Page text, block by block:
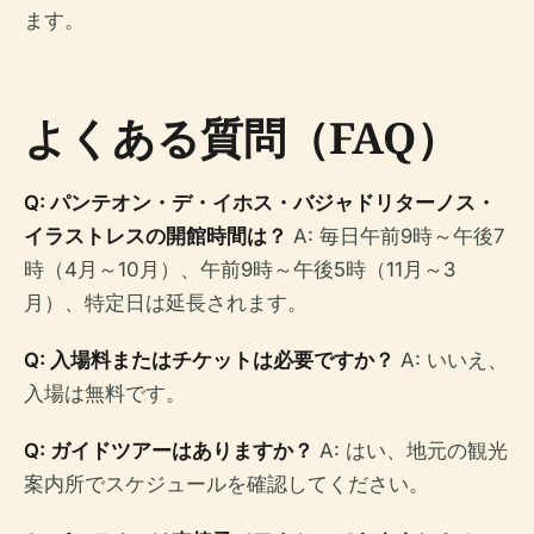
ます。
よくある質問（FAQ）
Q: パンテオン・デ・イホス・バジャドリターノス・
イラストレスの開館時間は？ A: 毎日午前9時～午後7
時（4月～10月）、午前9時～午後5時（11月～3
月）、特定日は延長されます。
Q: 入場料またはチケットは必要ですか？ A: いいえ、
入場は無料です。
Q: ガイドツアーはありますか？ A: はい、地元の観光
案内所でスケジュールを確認してください。